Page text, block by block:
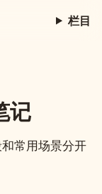
栏目
记
常用场景分开